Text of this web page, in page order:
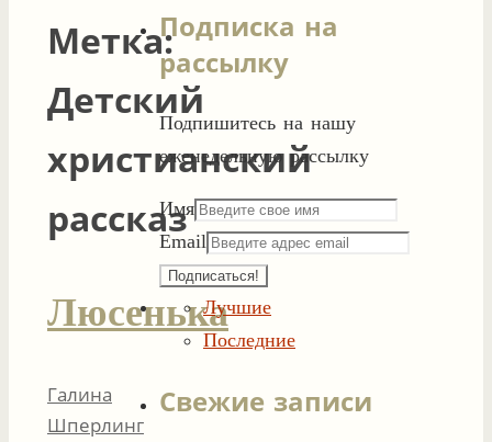
Метка:
Детский
христианский
рассказ
Люсенька
Галина
Шперлинг
Подписка на
рассылку
Подпишитесь на нашу
еженедельную рассылку
Имя
Email
Лучшие
Последние
Свежие записи